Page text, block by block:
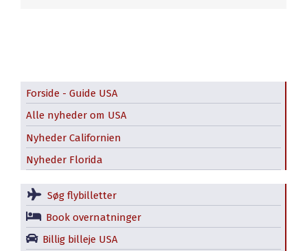
Forside - Guide USA
Alle nyheder om USA
Nyheder Californien
Nyheder Florida
Søg flybilletter
Book overnatninger
Billig billeje USA